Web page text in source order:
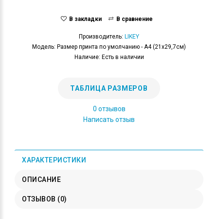
В закладки В сравнение
Производитель: LIKEY
Модель: Размер принта по умолчанию - А4 (21x29,7см)
Наличие: Есть в наличии
ТАБЛИЦА РАЗМЕРОВ
0 отзывов
Написать отзыв
ХАРАКТЕРИСТИКИ
ОПИСАНИЕ
ОТЗЫВОВ (0)